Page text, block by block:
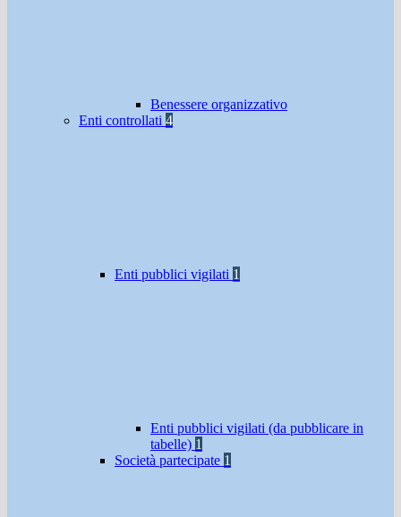
Benessere organizzativo
Enti controllati 4
Enti pubblici vigilati 1
Enti pubblici vigilati (da pubblicare in
tabelle) 1
Società partecipate 1